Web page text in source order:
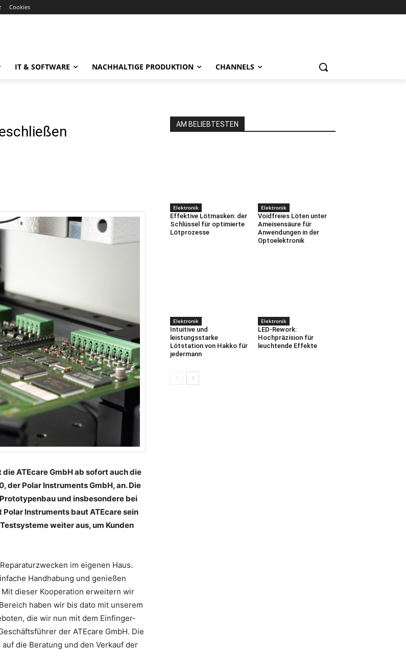
Cookies
IT & SOFTWARE NACHHALTIGE PRODUKTION CHANNELS
ATEcare GmbH ab sofort auch die
der Polar Instruments GmbH, an. Die
und insbesondere bei
Instruments baut ATEcare sein
weiter aus, um Kunden
im eigenen Haus.
Handhabung und genießen
dieser Kooperation erweitern wir
haben wir bis dato mit unserem
die wir nun mit dem Einfinger-
der ATEcare GmbH. Die
die Beratung und den Verkauf der
AM BELIEBTESTEN
Elektronik
Effektive Lötmasken: der
Schlüssel für optimierte
Lötprozesse
Elektronik
Voidfreies Löten unter
Ameisensäure für
Anwendungen in der
Optoelektronik
Elektronik
Intuitive und
leistungsstarke
Lötstation von Hakko für
jedermann
Elektronik
LED-Rework:
Hochpräzision für
leuchtende Effekte